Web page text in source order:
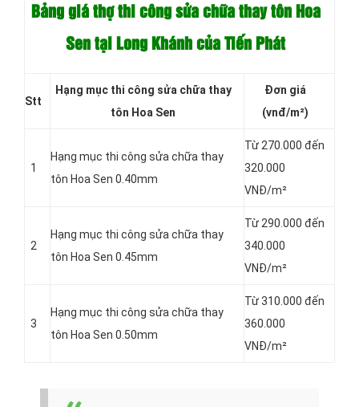
Bảng giá thợ thi công sửa chữa thay tôn Hoa
Sen tại Long Khánh của Tiến Phát
Stt
Hạng mục thi công sửa chữa thay
tôn Hoa Sen
Đơn giá
(vnđ/m²)
1
Hạng mục thi công sửa chữa thay
tôn Hoa Sen 0.40mm
Từ 270.000 đến
320.000
VNĐ/m²
2
Hạng mục thi công sửa chữa thay
tôn Hoa Sen 0.45mm
Từ 290.000 đến
340.000
VNĐ/m²
3
Hạng mục thi công sửa chữa thay
tôn Hoa Sen 0.50mm
Từ 310.000 đến
360.000
VNĐ/m²